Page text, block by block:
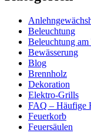
Beleuchtung
Beleuchtung am
Bewässerung
Blog
Brennholz
Dekoration
Elektro-Grills
FAQ – Häufige
Feuerkorb
Feuersäulen